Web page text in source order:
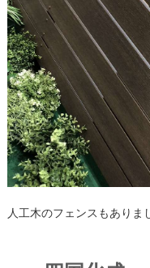
人工木のフェンスもありま